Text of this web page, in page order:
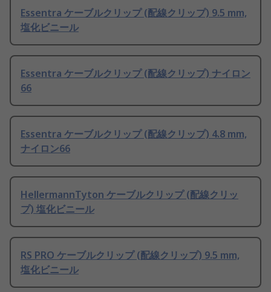
Essentra ケーブルクリップ (配線クリップ) 9.5 mm,
塩化ビニール
Essentra ケーブルクリップ (配線クリップ) ナイロン
66
Essentra ケーブルクリップ (配線クリップ) 4.8 mm,
ナイロン66
HellermannTyton ケーブルクリップ (配線クリッ
プ) 塩化ビニール
RS PRO ケーブルクリップ (配線クリップ) 9.5 mm,
塩化ビニール